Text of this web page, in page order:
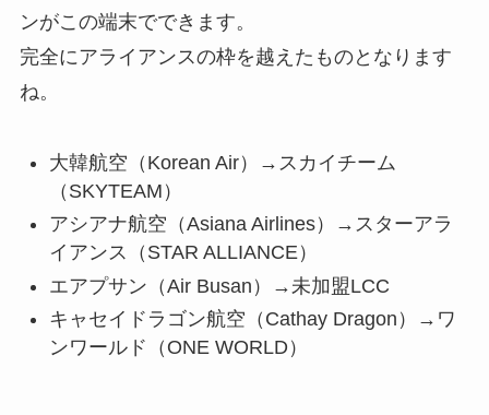
ンがこの端末でできます。
完全にアライアンスの枠を越えたものとなります
ね。
大韓航空（Korean Air）→スカイチーム
（SKYTEAM）
アシアナ航空（Asiana Airlines）→スターアラ
イアンス（STAR ALLIANCE）
エアプサン（Air Busan）→未加盟LCC
キャセイドラゴン航空（Cathay Dragon）→ワ
ンワールド（ONE WORLD）